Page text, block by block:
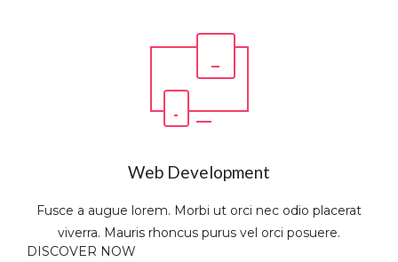
Web Development
Fusce a augue lorem. Morbi ut orci nec odio placerat
viverra. Mauris rhoncus purus vel orci posuere.
DISCOVER NOW